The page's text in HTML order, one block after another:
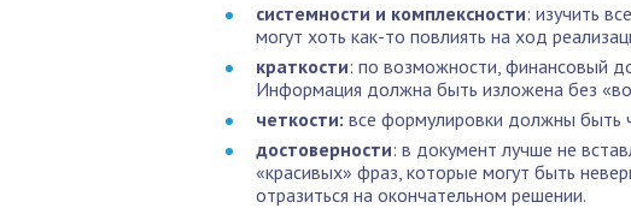
системности и комплексности: изучить
могут хоть как-то повлиять на ход
краткости: по возможности, финансовый
Информация должна быть изложена без
четкости: все формулировки должны быть
достоверности: в документ лучше не
«красивых» фраз, которые могут быть
отразиться на окончательном решении.